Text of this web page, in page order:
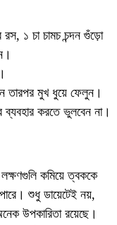
১ চা চামচ চন্দন গুঁড়ো
তারপর মুখ ধুয়ে ফেলুন।
ব্যবহার করতে ভুলবেন না।
কমিয়ে ত্বককে
শুধু ডায়েটেই নয়,
উপকারিতা রয়েছে।